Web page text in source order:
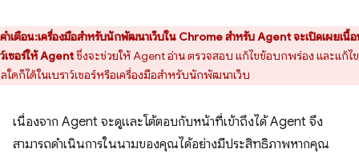
คำเตือน:เครื่องมือสำหรับนักพัฒนาเว็บใน Chrome สำหรับ Agent จะเปิดเผยเนื้อ
ว์เซอร์ให้ Agentซึ่งจะช่วยให้ Agent อ่าน ตรวจสอบ แก้ไขข้อบกพร่อง และแก้ไข
ใดก็ได้ในเบราว์เซอร์หรือเครื่องมือสำหรับนักพัฒนาเว็บ
เนื่องจาก Agent จะดูและโต้ตอบกับหน้าที่เข้าถึงได้ Agent จึง
สามารถดำเนินการในนามของคุณได้อย่างมีประสิทธิภาพหากคุณ